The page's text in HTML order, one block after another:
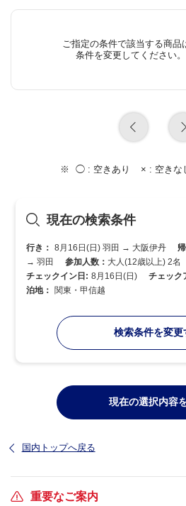
ご指定の条件で該当する商品
条件を変更してください
◯ : 空きあり × : 空きな
現在の検索条件
行き： 8月16日(日) 羽田 → 大阪伊丹
→ 羽田
参加人数： 大人(12歳以上) 2名
チェックイン日: 8月16日(日) チェック
泊地： 関東・甲信越
検索条件を変更
現在の選択内容
国内トップへ戻る
重要なご案内